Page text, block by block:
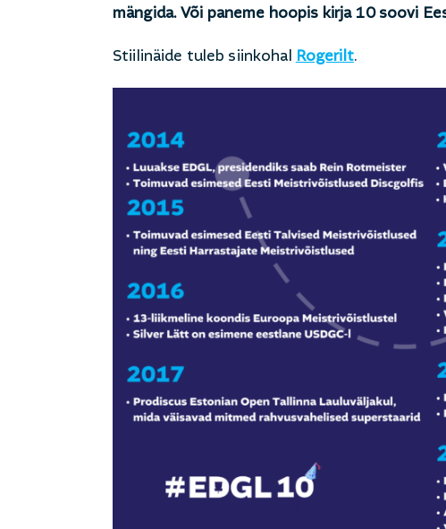
mängida. Või paneme hoopis kirja 10 soovi
Stiilinäide tuleb siinkohal Rogerilt.